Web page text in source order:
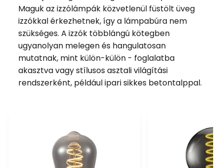
Maguk az izzólámpák közvetlenül füstölt üveg
izzókkal érkezhetnek, így a lámpabúra nem
szükséges. A izzók többlángú kötegben
ugyanolyan melegen és hangulatosan
mutatnak, mint külön-külön - foglalatba
akasztva vagy stílusos asztali világítási
rendszerként, például ipari sikkes betontalppal.